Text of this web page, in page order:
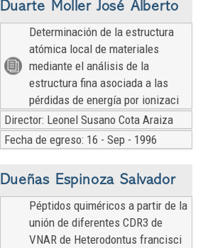
Duarte Moller José Alberto
Determinación de la estructura
atómica local de materiales
mediante el análisis de la
estructura fina asociada a las
pérdidas de energía por ionizaci
Director: Leonel Susano Cota Araiza
Fecha de egreso: 16 - Sep - 1996
Dueñas Espinoza Salvador
Péptidos quiméricos a partir de la
unión de diferentes CDR3 de
VNAR de Heterodontus francisci